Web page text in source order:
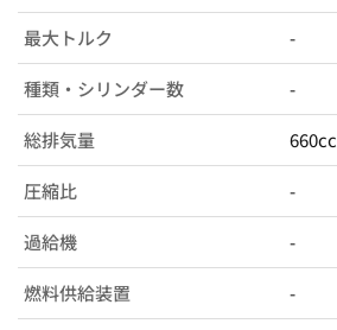
最大トルク -
種類・シリンダー数 -
総排気量 660cc
圧縮比 -
過給機 -
燃料供給装置 -